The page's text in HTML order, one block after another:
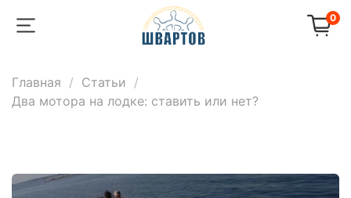
0
Главная
Статьи
Два мотора на лодке: ставить или нет?